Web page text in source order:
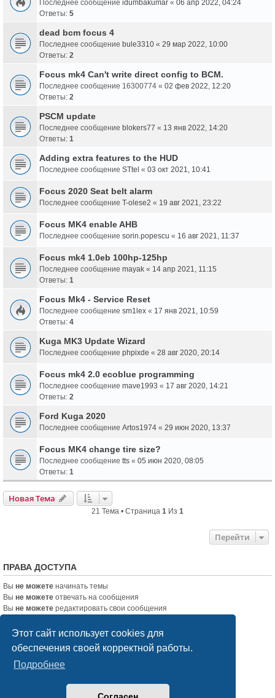
Этот сайт использует cookies для
обеспечения своей корректной работы.
Подробнее
Последнее сообщение idumbakumar « 06 апр 2022, 04:24
Ответы: 5
dead bcm focus 4
Последнее сообщение bule3310 « 29 мар 2022, 10:00
Ответы: 2
Focus mk4 Can't write direct config to BCM.
Последнее сообщение 16300774 « 02 фев 2022, 12:20
Ответы: 2
PSCM update
Последнее сообщение blokers77 « 13 янв 2022, 14:20
Ответы: 1
Adding extra features to the HUD
Последнее сообщение STtel « 03 окт 2021, 10:41
Focus 2020 Seat belt alarm
Последнее сообщение T-olese2 « 19 авг 2021, 23:22
Focus MK4 enable AHB
Последнее сообщение sorin.popescu « 16 авг 2021, 11:37
Focus mk4 1.0eb 100hp-125hp
Последнее сообщение mayak « 14 апр 2021, 11:15
Ответы: 1
Focus Mk4 - Service Reset
Последнее сообщение sm1lex « 17 янв 2021, 10:59
Ответы: 4
Kuga MK3 Update Wizard
Последнее сообщение phpixde « 28 авг 2020, 20:14
Focus mk4 2.0 ecoblue programming
Последнее сообщение mave1993 « 17 авг 2020, 14:21
Ответы: 2
Ford Kuga 2020
Последнее сообщение Artos1974 « 29 июн 2020, 13:37
Focus MK4 change tire size?
Последнее сообщение tts « 05 июн 2020, 08:05
Ответы: 1
Новая Тема
21 Тема • Страница 1 Из 1
Перейти
ПРАВА ДОСТУПА
Вы не можете начинать темы
Вы не можете отвечать на сообщения
Вы не можете редактировать свои сообщения
Выне можетедобавлять вложения
Список форумов
phpBB® Forum Software © phpBB Limited